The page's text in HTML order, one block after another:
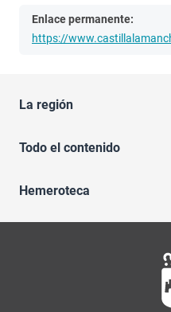
Enlace permanente:
https://
La región
Todo el contenido
Hemeroteca